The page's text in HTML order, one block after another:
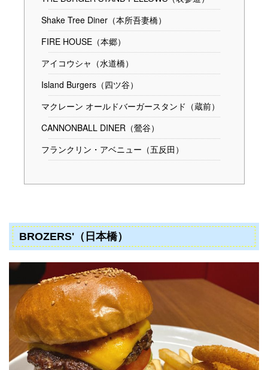
Shake Tree Diner（本所吾妻橋）
FIRE HOUSE（本郷）
アイコウシャ（水道橋）
Island Burgers（四ツ谷）
マクレーン オールドバーガースタンド（蔵前）
CANNONBALL DINER（鶯谷）
フランクリン・アベニュー（五反田）
BROZERS'（日本橋）